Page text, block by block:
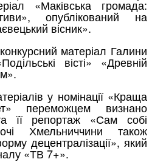
«Маківська громада:
опублікований на
вісник».
матеріал Галини
вісті» «Древній
у номінації «Краща
переможцем визнано
її репортаж «Сам собі
Хмельниччини також
децентралізації», який
«ТВ 7+».